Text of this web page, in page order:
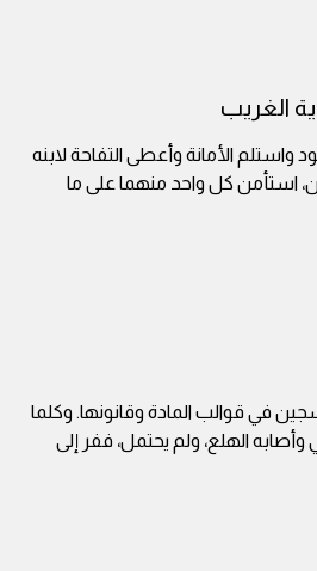
الغريب
واستلم الأمانة وأعطى التفاحة لابنه
استأمن كل واحد منهما على ما
في قوالب المادة وقانونها. وكلما
الهلع، ولم يحتمل، ففر إلى